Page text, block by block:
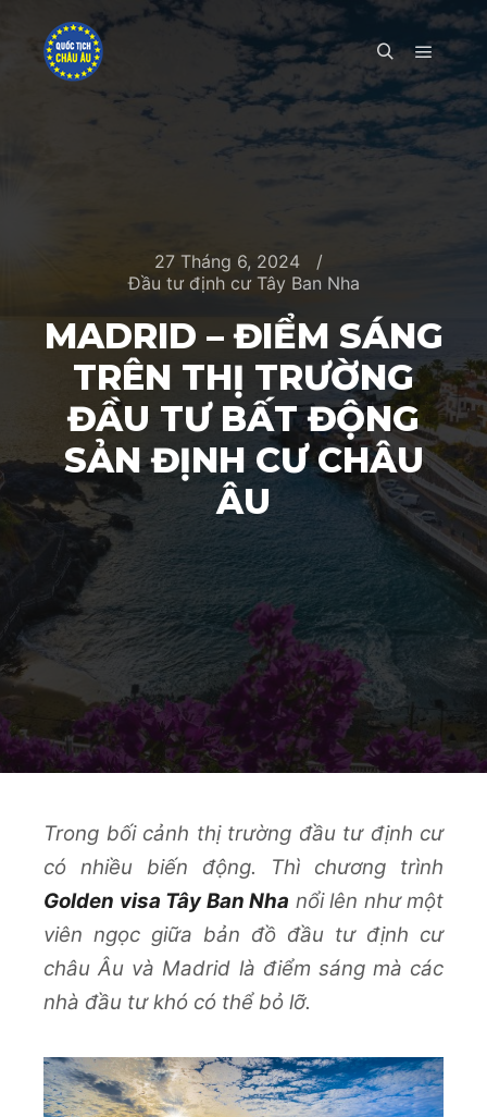
SearchMain
27 Tháng 6, 2024
Đầu tư định cư Tây Ban Nha
MADRID – ĐIỂM SÁNG
TRÊN THỊ TRƯỜNG
ĐẦU TƯ BẤT ĐỘNG
SẢN ĐỊNH CƯ CHÂU
ÂU
Trong bối cảnh thị trường đầu tư định cư
có nhiều biến động. Thì chương trình
Golden visa Tây Ban Nha nổi lên như một
viên ngọc giữa bản đồ đầu tư định cư
châu Âu và Madrid là điểm sáng mà các
nhà đầu tư khó có thể bỏ lỡ.